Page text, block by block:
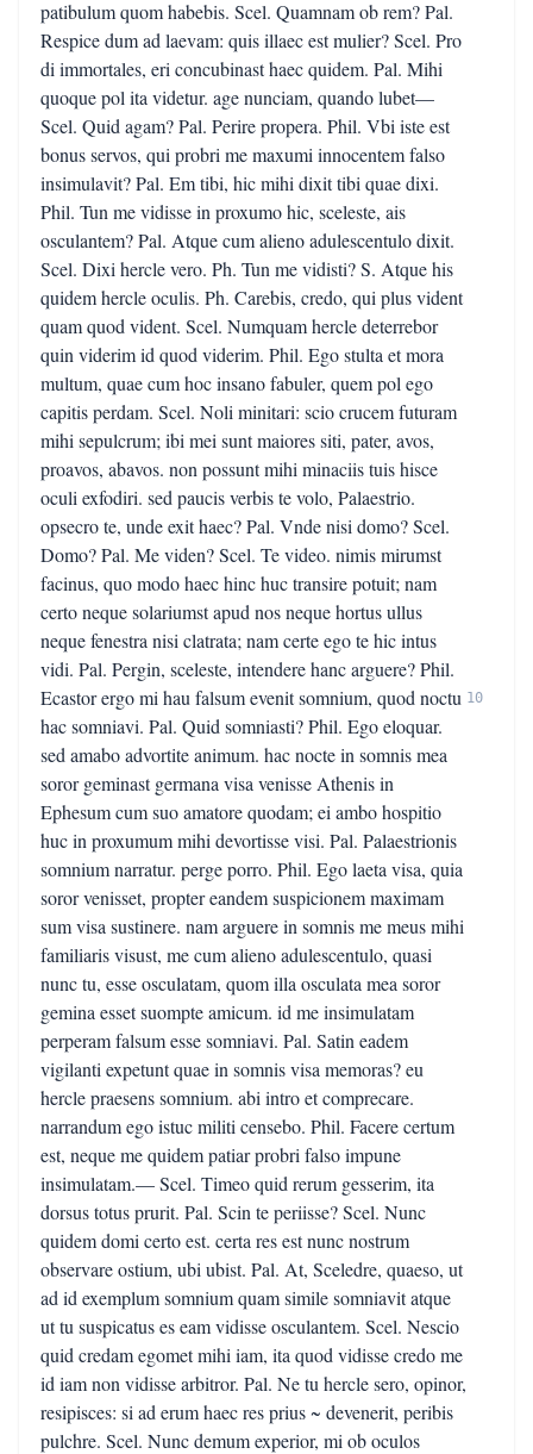
patibulum quom habebis. Scel. Quamnam ob rem? Pal.
Respice dum ad laevam: quis illaec est mulier? Scel. Pro
di immortales, eri concubinast haec quidem. Pal. Mihi
quoque pol ita videtur. age nunciam, quando lubet—
Scel. Quid agam? Pal. Perire propera. Phil. Vbi iste est
bonus servos, qui probri me maxumi innocentem falso
insimulavit? Pal. Em tibi, hic mihi dixit tibi quae dixi.
Phil. Tun me vidisse in proxumo hic, sceleste, ais
osculantem? Pal. Atque cum alieno adulescentulo dixit.
Scel. Dixi hercle vero. Ph. Tun me vidisti? S. Atque his
quidem hercle oculis. Ph. Carebis, credo, qui plus vident
quam quod vident. Scel. Numquam hercle deterrebor
quin viderim id quod viderim. Phil. Ego stulta et mora
multum, quae cum hoc insano fabuler, quem pol ego
capitis perdam. Scel. Noli minitari: scio crucem futuram
mihi sepulcrum; ibi mei sunt maiores siti, pater, avos,
proavos, abavos. non possunt mihi minaciis tuis hisce
oculi exfodiri. sed paucis verbis te volo, Palaestrio.
opsecro te, unde exit haec? Pal. Vnde nisi domo? Scel.
Domo? Pal. Me viden? Scel. Te video. nimis mirumst
facinus, quo modo haec hinc huc transire potuit; nam
certo neque solariumst apud nos neque hortus ullus
neque fenestra nisi clatrata; nam certe ego te hic intus
vidi. Pal. Pergin, sceleste, intendere hanc arguere? Phil.
Ecastor ergo mi hau falsum evenit somnium, quod noctu
hac somniavi. Pal. Quid somniasti? Phil. Ego eloquar.
sed amabo advortite animum. hac nocte in somnis mea
soror geminast germana visa venisse Athenis in
Ephesum cum suo amatore quodam; ei ambo hospitio
huc in proxumum mihi devortisse visi. Pal. Palaestrionis
somnium narratur. perge porro. Phil. Ego laeta visa, quia
soror venisset, propter eandem suspicionem maximam
sum visa sustinere. nam arguere in somnis me meus mihi
familiaris visust, me cum alieno adulescentulo, quasi
nunc tu, esse osculatam, quom illa osculata mea soror
gemina esset suompte amicum. id me insimulatam
perperam falsum esse somniavi. Pal. Satin eadem
vigilanti expetunt quae in somnis visa memoras? eu
hercle praesens somnium. abi intro et comprecare.
narrandum ego istuc militi censebo. Phil. Facere certum
est, neque me quidem patiar probri falso impune
insimulatam.— Scel. Timeo quid rerum gesserim, ita
dorsus totus prurit. Pal. Scin te periisse? Scel. Nunc
quidem domi certo est. certa res est nunc nostrum
observare ostium, ubi ubist. Pal. At, Sceledre, quaeso, ut
ad id exemplum somnium quam simile somniavit atque
ut tu suspicatus es eam vidisse osculantem. Scel. Nescio
quid credam egomet mihi iam, ita quod vidisse credo me
id iam non vidisse arbitror. Pal. Ne tu hercle sero, opinor,
resipisces: si ad erum haec res prius ~ devenerit, peribis
pulchre. Scel. Nunc demum experior, mi ob oculos
10